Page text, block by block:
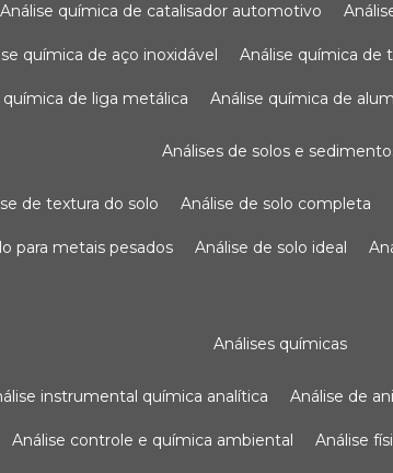
análise química de catalisador automotivo
química de aço inoxidável análise química de
química de liga metálica análise química de
análises de solos e
de textura do solo análise de solo completa
para metais pesados análise de solo ideal
análises químicas
instrumental química analítica análise de
análise controle e química ambiental análise